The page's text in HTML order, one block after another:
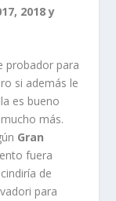
2018 y
probador para
si además le
es bueno
más.
Gran
fuera
de
para